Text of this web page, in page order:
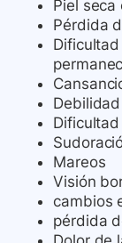
Piel seca
Pérdida
Debilidad
Mareos
Visión
cambios
pérdida